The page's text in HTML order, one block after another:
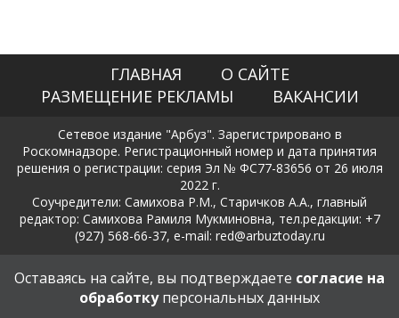
ГЛАВНАЯ
О САЙТЕ
РАЗМЕЩЕНИЕ РЕКЛАМЫ
ВАКАНСИИ
Сетевое издание "Арбуз". Зарегистрировано в
Роскомнадзоре. Регистрационный номер и дата принятия
решения о регистрации: серия Эл № ФС77-83656 от 26 июля
2022 г.
Соучредители: Самихова Р.М., Старичков А.А., главный
редактор: Самихова Рамиля Мукминовна, тел.редакции: +7
(927) 568-66-37, e-mail: red@arbuztoday.ru
Политика в отношении обработки и защиты персональных
данных
Оставаясь на сайте, вы подтверждаете согласие на
обработкуперсональных данных